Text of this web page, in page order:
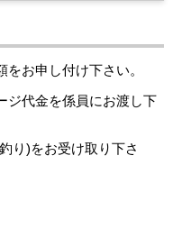
お申し付け下さい。
ジ代金を係員にお渡し下
り)をお受け取り下さ